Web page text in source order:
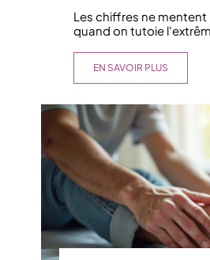
Les chiffres ne mentent
quand on tutoie
EN SAVOIR PLUS